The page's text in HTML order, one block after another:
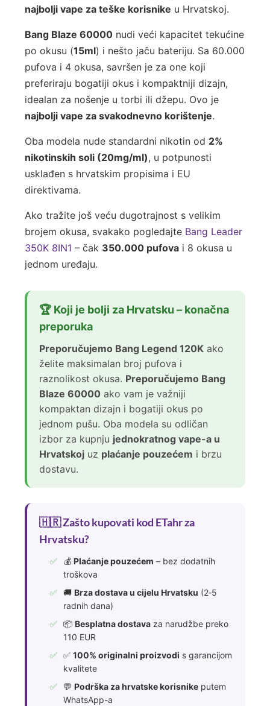
najbolji vape za teške korisnike u Hrvatskoj.
Bang Blaze 60000 nudi veći kapacitet tekućine
po okusu (15ml) i nešto jaču bateriju. Sa 60.000
pufova i 4 okusa, savršen je za one koji
preferiraju bogatiji okus i kompaktniji dizajn,
idealan za nošenje u torbi ili džepu. Ovo je
najbolji vape za svakodnevno korištenje.
Oba modela nude standardni nikotin od 2%
nikotinskih soli (20mg/ml), u potpunosti
usklađen s hrvatskim propisima i EU
direktivama.
Ako tražite još veću dugotrajnost s velikim
brojem okusa, svakako pogledajte Bang Leader
350K 8IN1 – čak 350.000 pufova i 8 okusa u
jednom uređaju.
🏆 Koji je bolji za Hrvatsku – konačna
preporuka
Preporučujemo Bang Legend 120K ako
želite maksimalan broj pufova i
raznolikost okusa. Preporučujemo Bang
Blaze 60000 ako vam je važniji
kompaktan dizajn i bogatiji okus po
jednom pušu. Oba modela su odličan
izbor za kupnju jednokratnog vape-a u
Hrvatskoj uz plaćanje pouzećem i brzu
dostavu.
🇭🇷 Zašto kupovati kod ETahr za
Hrvatsku?
💰Plaćanje pouzećem – bez dodatnih
troškova
🚚Brza dostava u cijelu Hrvatsku (2‑5
radnih dana)
📦Besplatna dostava za narudžbe preko
110 EUR
✅100% originalni proizvodi s garancijom
kvalitete
💬Podrška za hrvatske korisnike putem
WhatsApp-a